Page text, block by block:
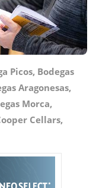
Picos, Bodegas
Aragonesas,
Morca,
Cellars,